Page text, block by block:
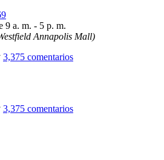
9 a. m. - 5 p. m.
Annapolis Mall)
3,375 comentarios
3,375 comentarios